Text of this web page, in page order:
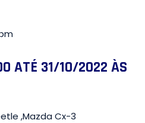
ATÉ 31/10/2022 ÀS
,Mazda Cx-3